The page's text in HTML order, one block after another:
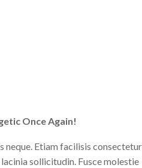
Once Again!
neque. Etiam facilisis consectetur
sollicitudin. Fusce molestie